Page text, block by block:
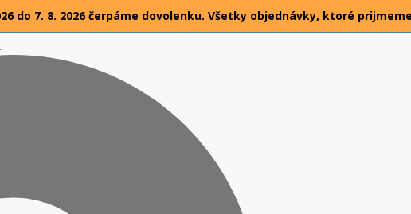
do 7. 8. 2026 čerpáme dovolenku. Všetky objednávky, ktoré